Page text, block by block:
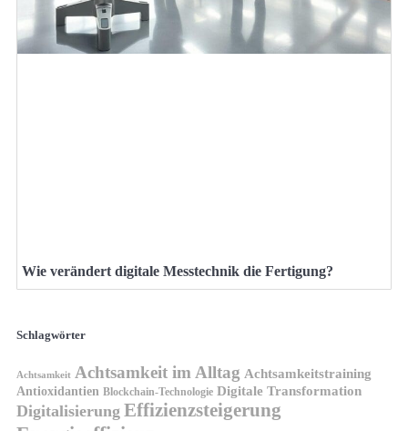
Wie verändert digitale Messtechnik die Fertigung?
Schlagwörter
Achtsamkeit Achtsamkeit im Alltag Achtsamkeitstraining
Antioxidantien Blockchain-Technologie Digitale Transformation
Digitalisierung Effizienzsteigerung